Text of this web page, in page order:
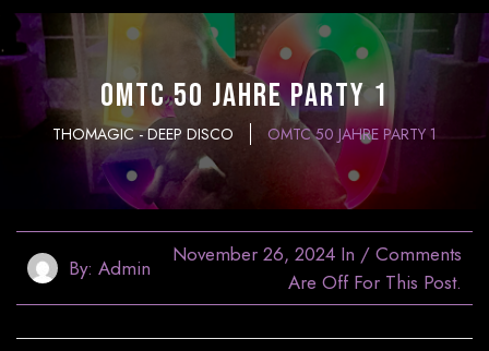
OMTC 50 Jahre Party 1
THOMAGIC - DEEP DISCO OMTC 50 JAHRE PARTY 1
By: Admin
November 26, 2024 In / Comments
Are Off For This Post.